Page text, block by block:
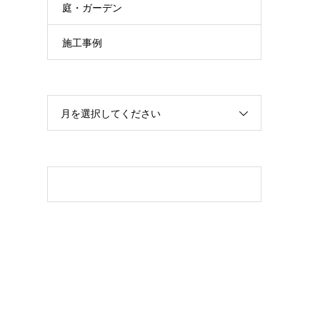
庭・ガーデン
施工事例
月を選択してください